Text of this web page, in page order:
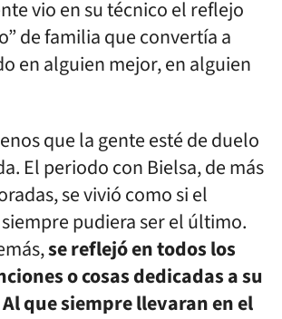
vio en su técnico el reflejo
de familia que convertía a
en alguien mejor, en alguien
que la gente esté de duelo
El periodo con Bielsa, de más
se vivió como si el
pudiera ser el último.
se reflejó en todos los
o cosas dedicadas a su
que siempre llevaran en el